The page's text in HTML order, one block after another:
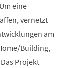
eine
vernetzt
am
Building,
Projekt